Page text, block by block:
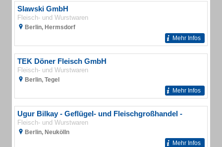
Slawski GmbH
Fleisch- und Wurstwaren
Berlin, Hermsdorf
Mehr Infos
TEK Döner Fleisch GmbH
Fleisch- und Wurstwaren
Berlin, Tegel
Mehr Infos
Ugur Bilkay - Geflügel- und Fleischgroßhandel -
Fleisch- und Wurstwaren
Berlin, Neukölln
Mehr Infos